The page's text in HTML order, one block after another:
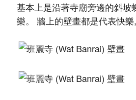
基本上是沿著寺廟旁邊的斜坡
樂。 牆上的壁畫都是代表快樂,